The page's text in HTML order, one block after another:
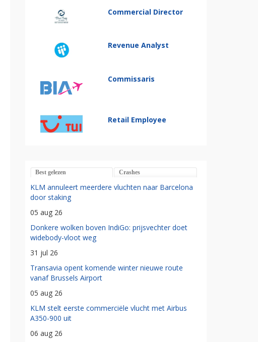
Commercial Director
Revenue Analyst
Commissaris
Retail Employee
Best gelezen Crashes
KLM annuleert meerdere vluchten naar Barcelona
door staking
05 aug 26
Donkere wolken boven IndiGo: prijsvechter doet
widebody-vloot weg
31 jul 26
Transavia opent komende winter nieuwe route
vanaf Brussels Airport
05 aug 26
KLM stelt eerste commerciële vlucht met Airbus
A350-900 uit
06 aug 26